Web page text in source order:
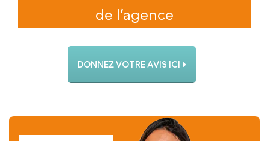
de l’agence
DONNEZ VOTRE AVIS ICI